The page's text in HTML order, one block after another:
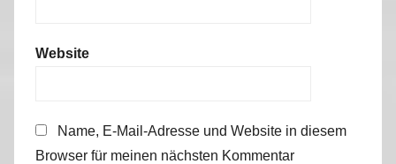
Website
Name, E-Mail-Adresse und Website in diesem
Browser für meinen nächsten Kommentar